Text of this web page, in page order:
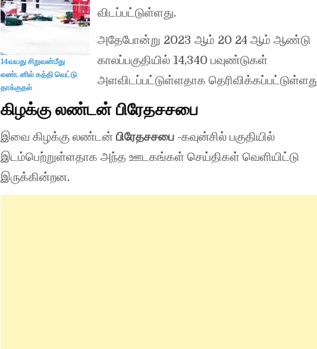
14வயது சிறுவன்மீது
லண்டனில் கத்தி வெட்டு
தாக்குதல்
விடப்பட்டுள்ளது.
அதேபோன்று 2023 ஆம் 20 24 ஆம் ஆண்டு
காலப்பகுதியில் 14,340 பவுண்டுகள்
அளவிடப்பட்டுள்ளதாக
கிழக்கு லண்டன் பிரேதசசபை
இவை கிழக்கு லண்டன்பிரேதசசபை -கவுன்சில் பகுதியில்
இடம்பெற்றுள்ளதாக அந்த ஊடகங்கள் செய்திகள் வெளியிட்டு
இருக்கின்றன.